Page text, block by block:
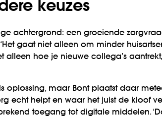
keuzes
achtergrond: een groeiende
gaat niet alleen om minder
alleen hoe je nieuwe collega’s
maar Bont plaatst daar
echt helpt en waar het juist de kloof
toegang tot digitale middelen.